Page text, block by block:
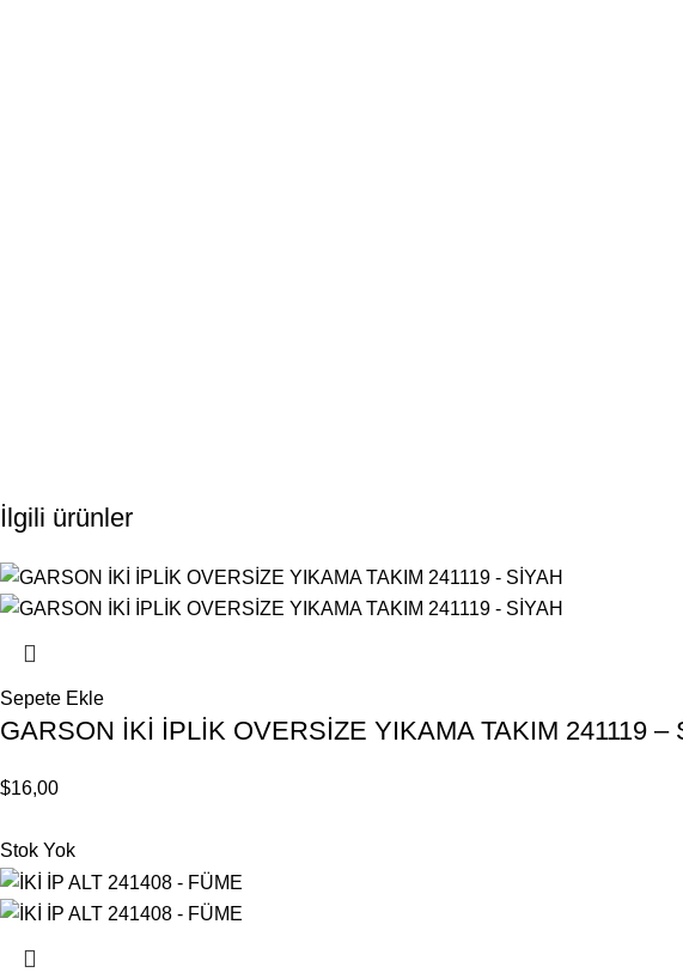
İlgili ürünler
Sepete Ekle
GARSON İKİ İPLİK OVERSİZE YIKAMA TAKIM 241119 –
$16,00
Stok Yok